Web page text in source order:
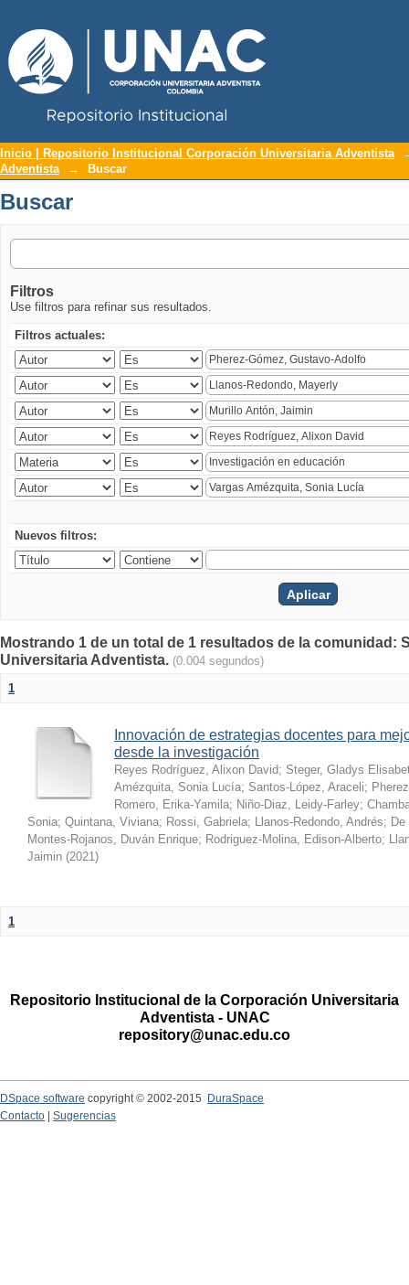
Buscar
Inicio | Repositorio Institucional Corporación Universitaria Adventista
Adventista
→ Buscar
Buscar
Filtros
Use filtros para refinar sus resultados.
Filtros actuales:
Nuevos filtros:
Mostrando 1 de un total de 1 resultados de la comunidad:
Universitaria Adventista. (0.004 segundos)
1
Innovación de estrategias docentes para
desde la investigación
Reyes Rodríguez, Alixon David; Steger, Gladys
Amézquita, Sonia Lucía; Santos-López, Araceli;
Romero, Erika-Yamila; Niño-Diaz, Leidy-Farley;
Sonia; Quintana, Viviana; Rossi, Gabriela; Llanos-Redondo, Andrés;
Montes-Rojanos, Duván Enrique; Rodriguez-Molina, Edison-Alberto;
Jaimin (2021)
1
Repositorio Institucional de la Corporación Universitaria
Adventista - UNAC
repository@unac.edu.co
DSpace software copyright © 2002-2015
DuraSpace
Contacto
Sugerencias